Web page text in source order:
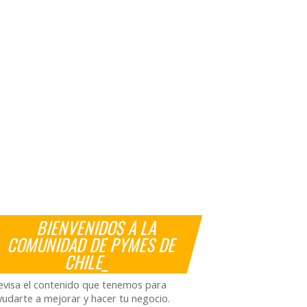
BIENVENIDOS A LA
COMUNIDAD DE PYMES DE
CHILE_
el contenido que tenemos para
a mejorar y hacer tu negocio.